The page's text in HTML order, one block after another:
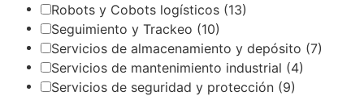
Robots y Cobots logísticos (13)
Seguimiento y Trackeo (10)
Servicios de almacenamiento y depósito (7)
Servicios de mantenimiento industrial (4)
Servicios de seguridad y protección (9)